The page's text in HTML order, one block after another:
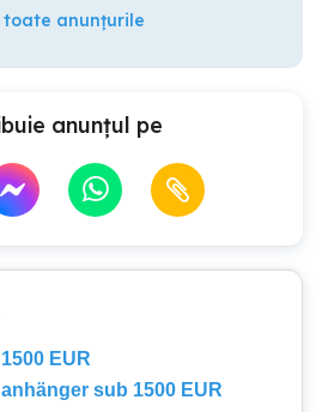
toate anunțurile
anunțul pe
EUR
sub 1500 EUR